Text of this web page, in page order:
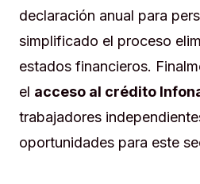
declaración anual para
simplificado el proceso
estados financieros.
el acceso al crédito
trabajadores
oportunidades para este